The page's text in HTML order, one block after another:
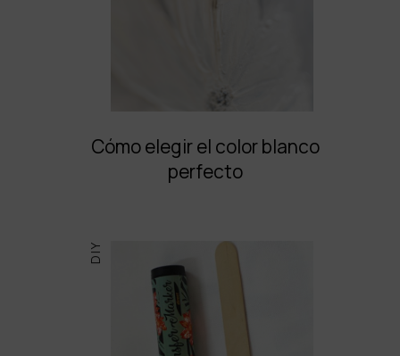
Cómo elegir el color blanco
perfecto
DIY